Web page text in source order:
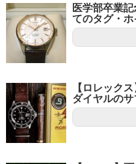
医学部卒業
てのタグ・
【ロレック
ダイヤルの